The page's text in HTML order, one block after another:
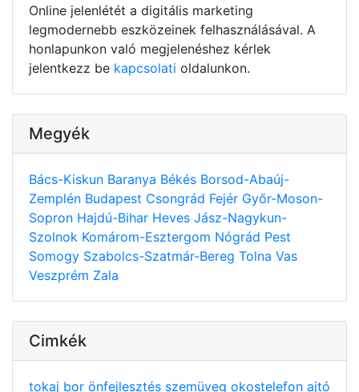
Online jelenlétét a digitális marketing
legmodernebb eszközeinek felhasználásával. A
honlapunkon való megjelenéshez kérlek
jelentkezz be kapcsolati oldalunkon.
Megyék
Bács-Kiskun Baranya Békés Borsod-Abaúj-
Zemplén Budapest Csongrád Fejér Győr-Moson-
Sopron Hajdú-Bihar Heves Jász-Nagykun-
Szolnok Komárom-Esztergom Nógrád Pest
Somogy Szabolcs-Szatmár-Bereg Tolna Vas
Veszprém Zala
Cimkék
tokaj bor önfejlesztés szemüveg okostelefon ajtó